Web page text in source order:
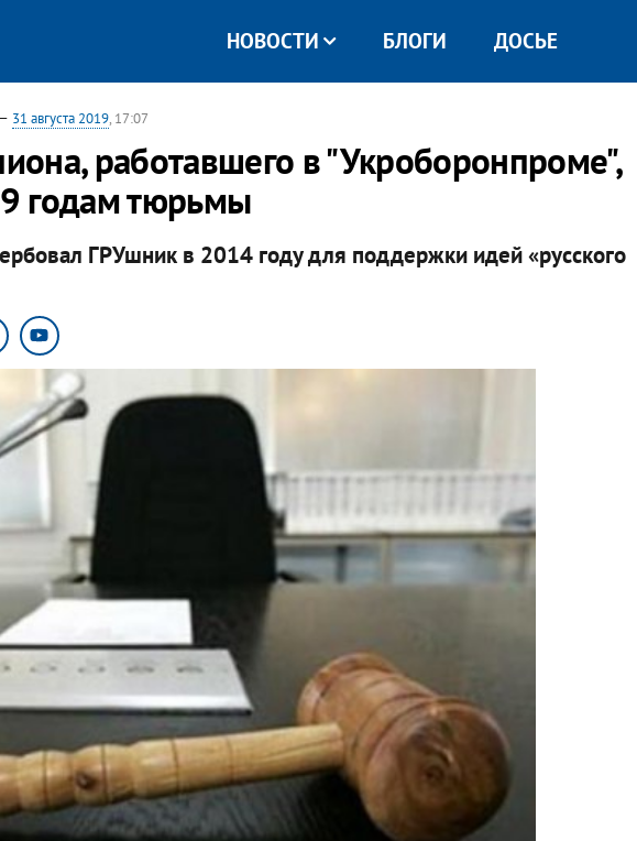
НОВОСТИ БЛОГИ ДОСЬЕ
31 августа 2019, 17:07
работавшего в "Укроборонпроме",
годам тюрьмы
ГРУшник в 2014 году для поддержки идей «русского